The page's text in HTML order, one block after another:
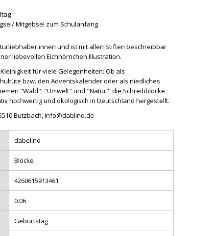
Mitgebsel zum Schulanfang
und ist mit allen Stiften beschreibbar
liebevollen Eichhörnchen Illustration.
für viele Gelegenheiten: Ob als
bzw. den Adventskalender oder als niedliches
"Wald", "Umwelt" und "Natur", die Schreibblöcke
hochwertig und ökologisch in Deutschland hergestellt.
Butzbach, info@dablino.de
dabelino
Blöcke
4260615913461
0.06
Geburtstag